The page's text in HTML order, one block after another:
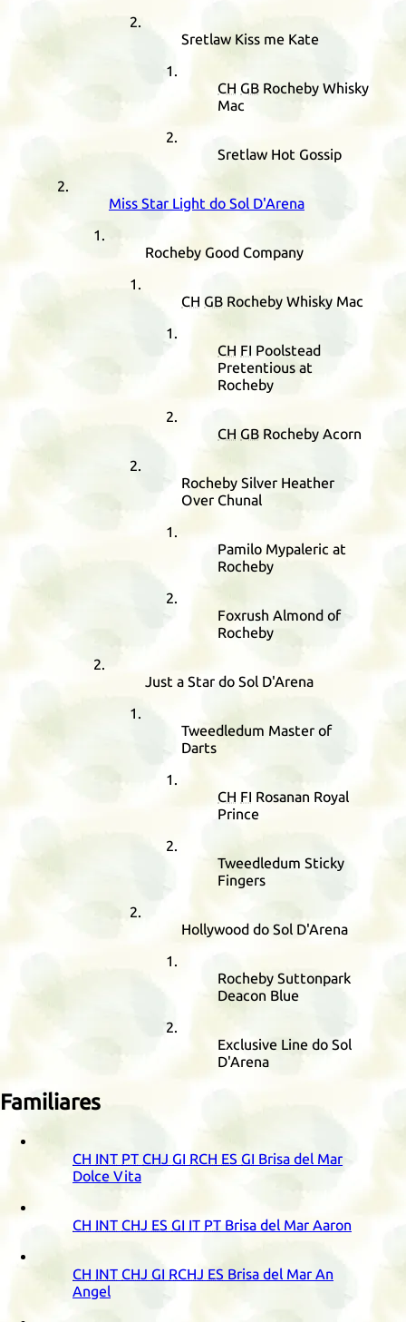
Sretlaw Kiss me Kate
CH GB Rocheby Whisky
Mac
Sretlaw Hot Gossip
Miss Star Light do Sol D'Arena
Rocheby Good Company
CH GB Rocheby Whisky Mac
CH FI Poolstead
Pretentious at
Rocheby
CH GB Rocheby Acorn
Rocheby Silver Heather
Over Chunal
Pamilo Mypaleric at
Rocheby
Foxrush Almond of
Rocheby
Just a Star do Sol D'Arena
Tweedledum Master of
Darts
CH FI Rosanan Royal
Prince
Tweedledum Sticky
Fingers
Hollywood do Sol D'Arena
Rocheby Suttonpark
Deacon Blue
Exclusive Line do Sol
D'Arena
Familiares
CH INT PT CHJ GI RCH ES GI Brisa del Mar
Dolce Vita
CH INT CHJ ES GI IT PT Brisa del Mar Aaron
CH INT CHJ GI RCHJ ES Brisa del Mar An
Angel